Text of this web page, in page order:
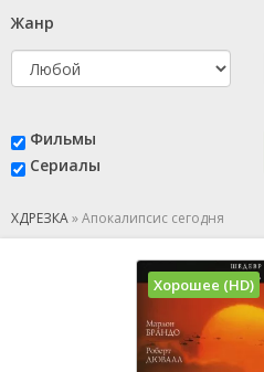
Жанр
Фильмы
Сериалы
ХДРЕЗКА»Апокалипсис сегодня
Хорошее (HD)